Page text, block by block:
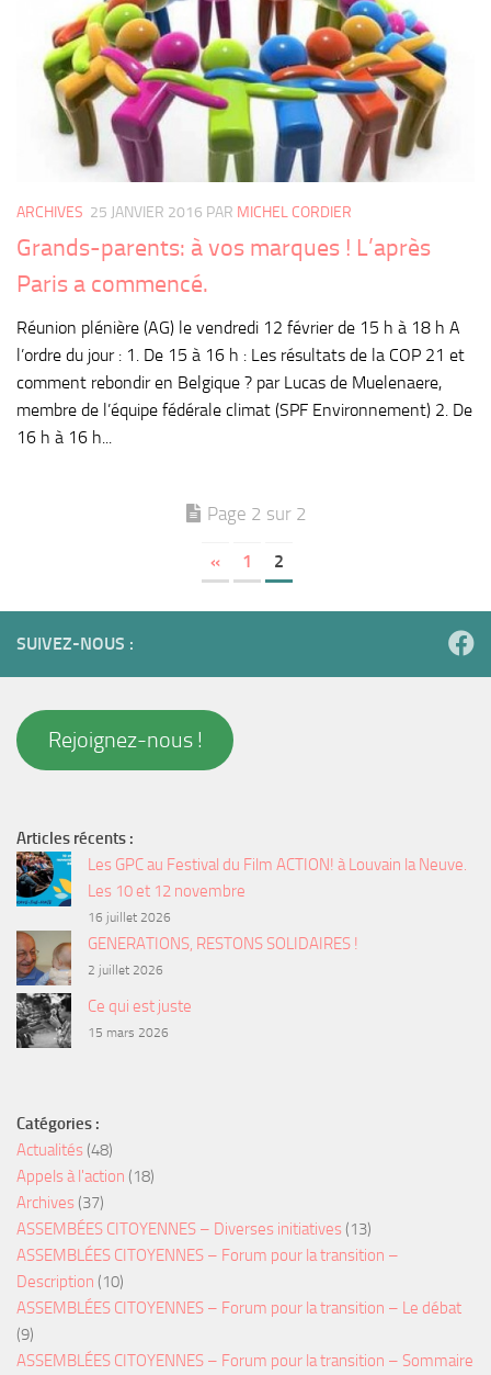
ARCHIVES 25 JANVIER 2016 PAR MICHEL CORDIER
Grands-parents: à vos marques ! L’après
Paris a commencé.
Réunion plénière (AG) le vendredi 12 février de 15 h à 18 h A
l’ordre du jour : 1. De 15 à 16 h : Les résultats de la COP 21 et
comment rebondir en Belgique ? par Lucas de Muelenaere,
membre de l’équipe fédérale climat (SPF Environnement) 2. De
16 h à 16 h...
Page 2 sur 2
« 1 2
SUIVEZ-NOUS :
Rejoignez-nous !
Articles récents :
Les GPC au Festival du Film ACTION! à Louvain la Neuve.
Les 10 et 12 novembre
16 juillet 2026
GENERATIONS, RESTONS SOLIDAIRES !
2 juillet 2026
Ce qui est juste
15 mars 2026
Catégories :
Actualités (48)
Appels à l'action (18)
Archives (37)
ASSEMBÉES CITOYENNES – Diverses initiatives (13)
ASSEMBLÉES CITOYENNES – Forum pour la transition –
Description (10)
ASSEMBLÉES CITOYENNES – Forum pour la transition – Le débat
(9)
ASSEMBLÉES CITOYENNES – Forum pour la transition – Sommaire